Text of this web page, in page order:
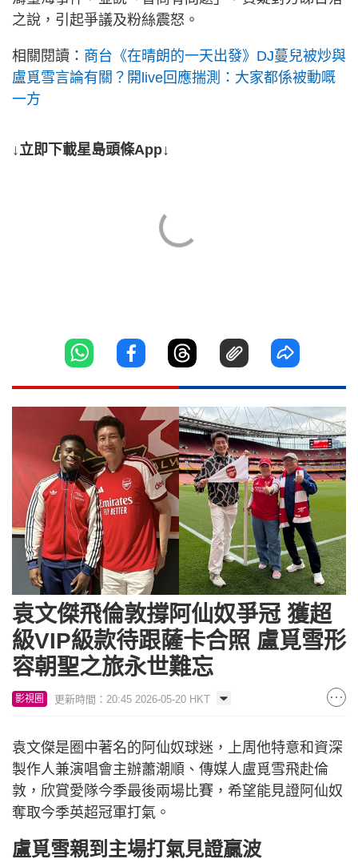
之說，引起爭議及粉絲震怒。
相關閱讀： 商台《在晴朗的一天出發》DJ蔓兒被炒與
盧覓雪言論有關？開live回應揣測：大家都係被動嘅
一方
↓立即下載星島頭條App↓
袁文傑飛倫敦撐阿仙奴爭冠 獲超
級VIP級款待跟薩卡合照 盧覓雪形
容朝聖之旅永世難忘
影視圈 更新時間：20:45 2026-05-20 HKT
袁文傑是圈中著名的阿仙奴球迷，上周他特意和資深
製作人兼演唱會主辦蕭潮順、傳媒人盧覓雪飛赴倫
敦，欣賞愛隊今季最後兩場比賽，希望能見證阿仙奴
奪取今季英超冠軍打氣。
盧覓雪親到主場打氣見證贏波